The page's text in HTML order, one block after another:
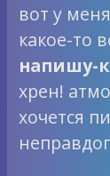
вот у
какое-то
напишу-
хрен!
хочется